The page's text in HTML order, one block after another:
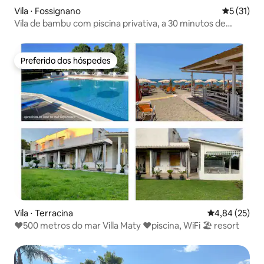
Vila ⋅ Fossignano 5 de uma
5 (31)
Vila de bambu com piscina privativa, a 30 minutos de
Preferido dos hóspedes
Preferido dos hóspedes
Vila ⋅ Terracina 4,84 de uma
4,84 (25)
❤️500 metros do mar Villa Maty ❤️piscina, WiFi 🏖 resort